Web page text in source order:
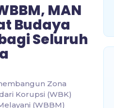
MAN
Budaya
Seluruh
Zona
Korupsi (WBK)
(WBBM)